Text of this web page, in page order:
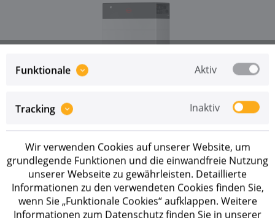
Preise sind erst nach erfolgreicher Registrierung
als
Merken
Artikel-Nr.: 290192
Beschreibung
Funktionale Aktiv
Tracking Inaktiv
Wir verwenden Cookies auf unserer Website, um
grundlegende Funktionen und die einwandfreie Nutzung
unserer Webseite zu gewährleisten. Detaillierte
Informationen zu den verwendeten Cookies finden Sie,
wenn Sie „Funktionale Cookies“ aufklappen. Weitere
Informationen zum Datenschutz finden Sie in unserer